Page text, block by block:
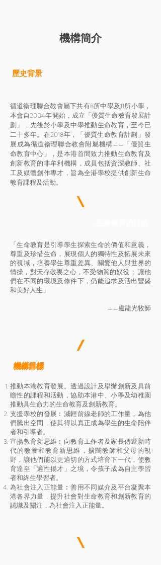
​機構簡介
​歷史背景
循道衞理聯合教會屬下共有8所中學及11所小學，
本會自2004年開始，成立「優質生命教育發展計
劃」，先後於小學及中學推動生命教育，至今已
二十多年。在2018年，「優質生命教育計劃」發
展成為循道衞理聯合教會附屬機構——「優質生
命教育中心」，是本港首間致力推動生命教育及
創新教育的非牟利機構，成員包括資深教師、社
工及媒體創作專才，旨為全港學校提供創新生命
教育課程及活動。
\
「生命教育是引導學生探索生命的價值和意義，
尊重及珍惜生命，展現個人的獨特性及拓展未來
的視域，培養學生尊重差異、關愛他人與世界的
情操，對天存敬畏之心，不受物質的奴役； 讓他
們在不同的環境及條件下，仍能追求及活出豐盛
和美好人生」
——盧龍光牧師
/
​機構目標
推動本港教育發展。透過設計及舉辦創新及具前
瞻性的課程和活動，協助本港中、小學及幼稚園
推動具生命力的生命教育及創新教育。
支援學校的發展︰減輕前線老師的工作量，為他
們騰出空間，使其得以真正成為學生的生命陪伴
者和引導者。
宣揚教育新思維︰向教育工作者及家長傳遞新時
代的教養和教育新思維，擴闊教師和父母的視
野，讓他們能以更適切的方式培育下一代，使教
育達至「適性揚才」之境，令孩子成為自主學習
者和終生學習者。
為社會注入正能量︰善用不同媒介及平台凝聚本
港各界力量，提升社會對生命教育和創新教育的
認識及關注，為社會注入正能量。
​機構目標
\